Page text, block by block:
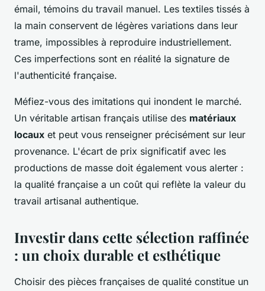
émail, témoins du travail manuel. Les textiles tissés à
la main conservent de légères variations dans leur
trame, impossibles à reproduire industriellement.
Ces imperfections sont en réalité la signature de
l'authenticité française.
Méfiez-vous des imitations qui inondent le marché.
Un véritable artisan français utilise des matériaux
locaux et peut vous renseigner précisément sur leur
provenance. L'écart de prix significatif avec les
productions de masse doit également vous alerter :
la qualité française a un coût qui reflète la valeur du
travail artisanal authentique.
Investir dans cette sélection raffinée
: un choix durable et esthétique
Choisir des pièces françaises de qualité constitue un